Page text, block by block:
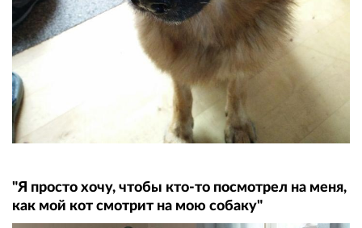
"Я просто хочу, чтобы кто-то посмотрел на меня,
как мой кот смотрит на мою собаку"